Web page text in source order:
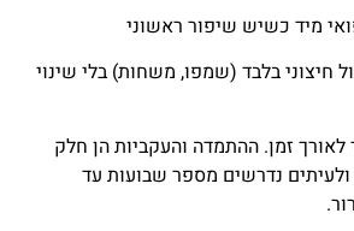
מיד כשיש שיפור ראשוני
חיצוני בלבד (שמפו, משחות) בלי שינוי
לאורך זמן. ההתמדה והעקביות הן חלק
נדרשים מספר שבועות עד